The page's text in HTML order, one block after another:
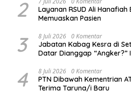
2
Layanan RSUD Ali
Memuaskan Pasien
3 8 Juli 2026 0 Komentar
Jabatan Kabag Kesra di
Datar Dianggap “Angker?”
4 8 Juli 2026 0 Komentar
PTN Dibawah Kementrian
Terima Taruna/i Baru